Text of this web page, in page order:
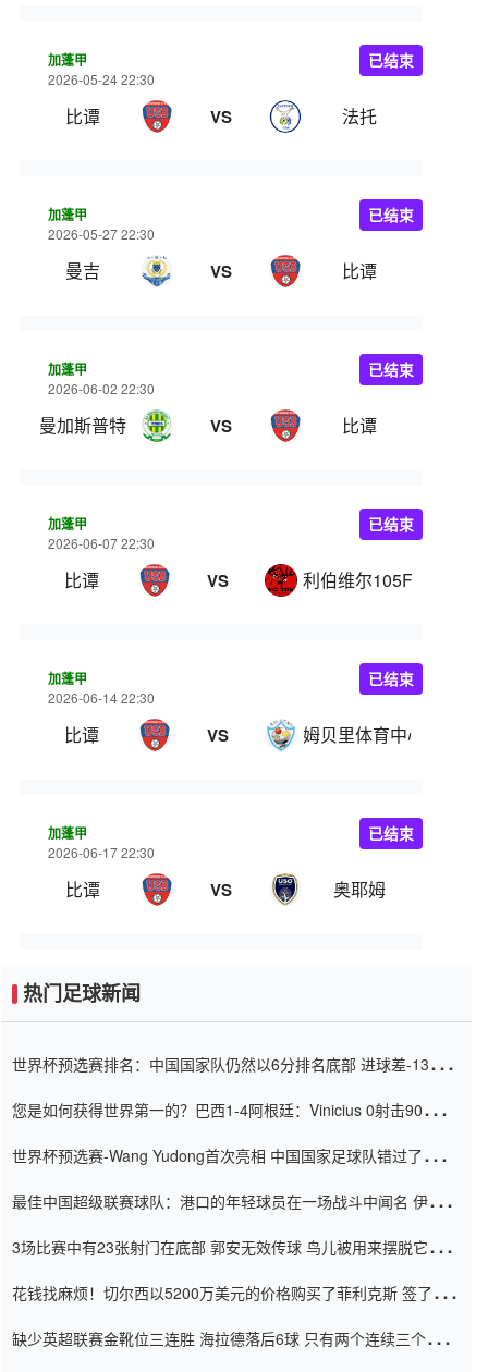
加蓬甲
2026-05-24 22:30
比谭 VS 法托
已结束
加蓬甲
2026-05-27 22:30
曼吉 VS 比谭
已结束
加蓬甲
2026-06-02 22:30
曼加斯普特 VS 比谭
已结束
加蓬甲
2026-06-07 22:30
比谭 VS 利伯维尔105FC
已结束
加蓬甲
2026-06-14 22:30
比谭 VS 姆贝里体育中心
已结束
加蓬甲
2026-06-17 22:30
比谭 VS 奥耶姆
已结束
热门足球新闻
世界杯预选赛排名：中国国家队仍然以6分排名底部 进球差-13令人
您是如何获得世界第一的？巴西1-4阿根廷：Vinicius 0射击90分钟
世界杯预选赛-Wang Yudong首次亮相 中国国家足球队错过了世界
最佳中国超级联赛球队：港口的年轻球员在一场战斗中闻名 伊万放
3场比赛中有23张射门在底部 郭安无效传球 鸟儿被用来摆脱它
花钱找麻烦！切尔西以5200万美元的价格购买了菲利克斯 签了7年
缺少英超联赛金靴位三连胜 海拉德落后6球 只有两个连续三个连续